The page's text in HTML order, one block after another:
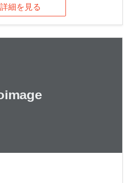
詳細を見る